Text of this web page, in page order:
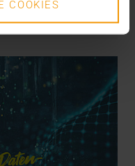
COOKIES